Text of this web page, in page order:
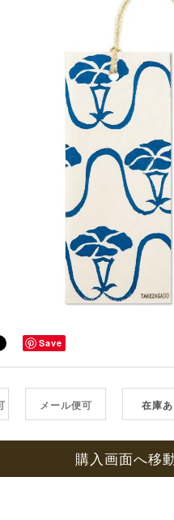
Save
メール便可 在庫あ
購入画面へ移